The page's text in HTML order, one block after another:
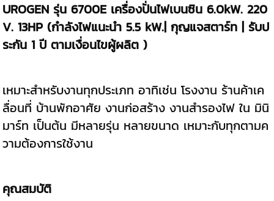
UROGEN รุ่น 6700E เครื่องปั่นไฟเบนซิน 6.0kW. 220
V. 13HP (กำลังไฟแนะนำ 5.5 kW.| กุญแจสตาร์ท | รับป
ระกัน 1 ปี ตามเงื่อนไขผู้ผลิต )
เหมาะสำหรับงานทุกประเภท อาทิเช่น โรงงาน ร้านค้าเค
ลื่อนที่ บ้านพักอาศัย งานก่อสร้าง งานสำรองไฟ ใน มินิ
มาร์ท เป็นต้น มีหลายรุ่น หลายขนาด เหมาะกับทุกตามค
วามต้องการใช้งาน
คุณสมบัติ